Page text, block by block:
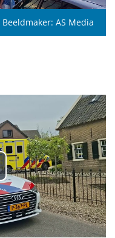
Beeldmaker: AS Media